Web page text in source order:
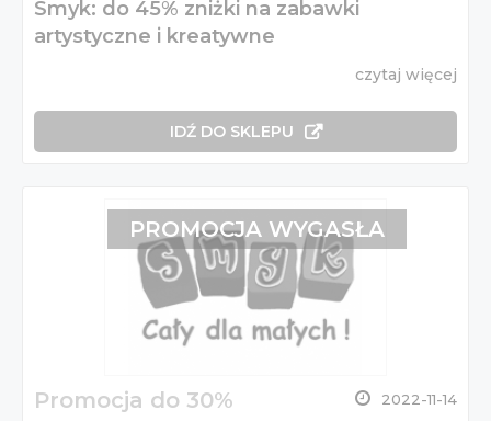
Smyk: do 45% zniżki na zabawki
artystyczne i kreatywne
czytaj więcej
IDŹ DO SKLEPU
Promocja do 30% 2022-11-14
PROMOCJA WYGASŁA